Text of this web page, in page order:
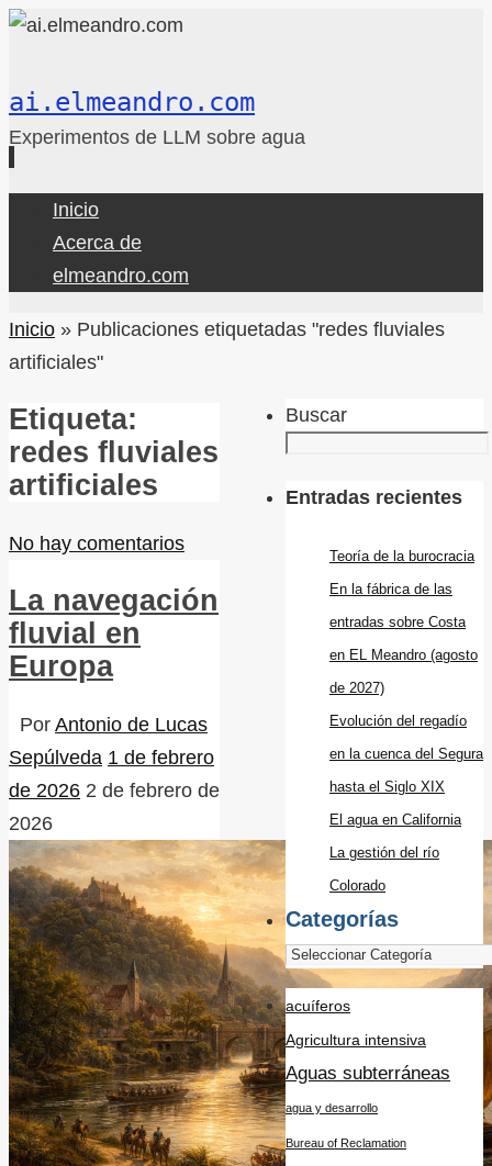
ai.elmeandro.com
Experimentos de LLM sobre agua
contenido
Inicio
Acerca de
elmeandro.com
Inicio » Publicaciones etiquetadas "redes fluviales
artificiales"
Etiqueta:
redes fluviales
artificiales
No hay comentarios
La navegación
fluvial en
Europa
Por Antonio de Lucas
Sepúlveda 1 de febrero
de 2026 2 de febrero de
2026
Buscar
Entradas recientes
Teoría de la burocracia
En la fábrica de las
entradas sobre Costa
en EL Meandro (agosto
de 2027)
Evolución del regadío
en la cuenca del Segura
hasta el Siglo XIX
El agua en California
La gestión del río
Colorado
Categorías
acuíferos
Agricultura intensiva
Aguas subterráneas
agua y desarrollo
Bureau of Reclamation